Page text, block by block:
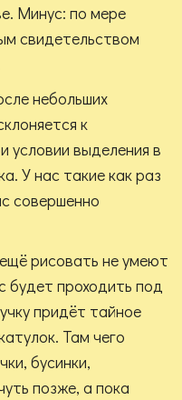
Минус: по мере
свидетельством
небольших
к
условии выделения в
У нас такие как раз
совершенно
рисовать не умеют
будет проходить под
придёт тайное
Там чего
бусинки,
позже, а пока